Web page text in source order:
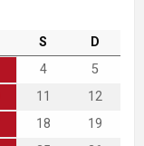
S
D
4
5
11
12
18
19